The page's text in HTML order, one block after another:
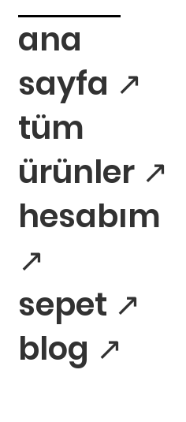
ana
sayfa ↗
tüm
ürünler ↗
hesabım
↗
sepet ↗
blog ↗